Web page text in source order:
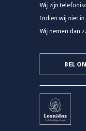
Wij zijn
Indien wij niet
Wij nemen dan
BEL